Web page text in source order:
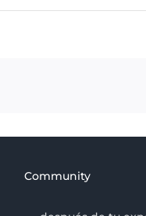
Community